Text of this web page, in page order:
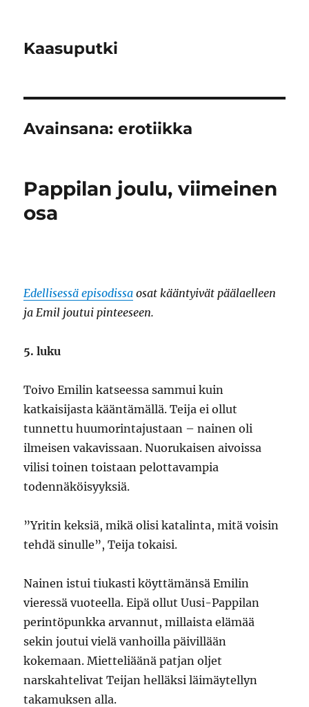
Kaasuputki
Avainsana:erotiikka
Pappilan joulu, viimeinen
osa
Edellisessä episodissa osat kääntyivät päälaelleen
ja Emil joutui pinteeseen.
5. luku
Toivo Emilin katseessa sammui kuin
katkaisijasta kääntämällä. Teija ei ollut
tunnettu huumorintajustaan – nainen oli
ilmeisen vakavissaan. Nuorukaisen aivoissa
vilisi toinen toistaan pelottavampia
todennäköisyyksiä.
”Yritin keksiä, mikä olisi katalinta, mitä voisin
tehdä sinulle”, Teija tokaisi.
Nainen istui tiukasti köyttämänsä Emilin
vieressä vuoteella. Eipä ollut Uusi-Pappilan
perintöpunkka arvannut, millaista elämää
sekin joutui vielä vanhoilla päivillään
kokemaan. Mietteliäänä patjan oljet
narskahtelivat Teijan helläksi läimäytellyn
takamuksen alla.